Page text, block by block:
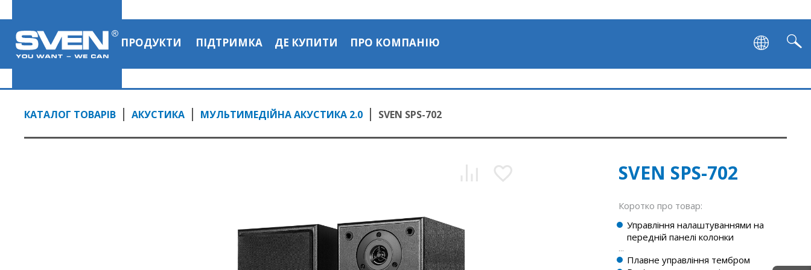
ПРОДУКТИ ПІДТРИМКА ДЕ КУПИТИ ПРО КОМПАНІЮ
КАТАЛОГ ТОВАРІВ АКУСТИКА МУЛЬТИМЕДІЙНА АКУСТИКА 2.0 SVEN SPS-702
SVEN SPS-702
Коротко про товар:
Управління налаштуваннями на
передній панелі колонки
...
Плавне управління тембром